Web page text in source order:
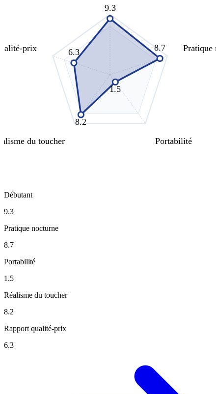
9.3
8.7
1.5
8.2
6.3 Pratique
Portabilité
du toucher
prix
Débutant
9.3
Pratique nocturne
8.7
Portabilité
1.5
Réalisme du toucher
8.2
Rapport qualité-prix
6.3